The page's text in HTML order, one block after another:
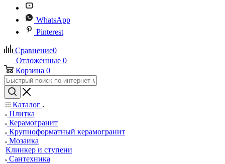
WhatsApp
Pinterest
Сравнение0
Отложенные 0
Корзина 0
Каталог
Плитка
Керамогранит
Крупноформатный керамогранит
Мозаика
Клинкер и ступени
Сантехника